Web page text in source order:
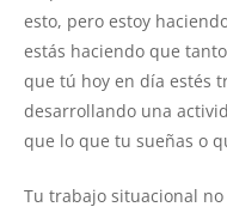
esto, pero estoy
estás haciendo que
que tú hoy en día estés
desarrollando una
que lo que tu sueñas o
Tu trabajo situacional